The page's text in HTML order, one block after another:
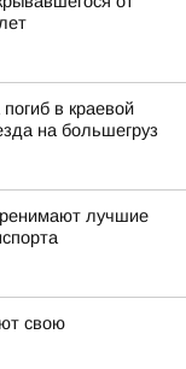
в краевой
на большегруз
лучшие
свою